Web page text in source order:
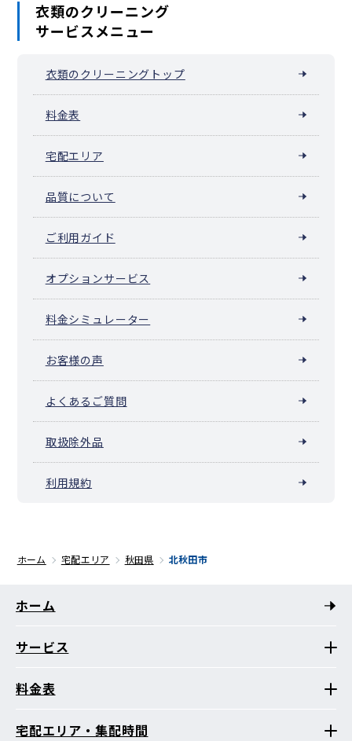
衣類のクリーニング
サービスメニュー
衣類のクリーニングトップ
料金表
宅配エリア
品質について
ご利用ガイド
オプションサービス
料金シミュレーター
お客様の声
よくあるご質問
取扱除外品
利用規約
ホーム 宅配エリア 秋田県 北秋田市
ホーム
サービス
料金表
宅配エリア・集配時間